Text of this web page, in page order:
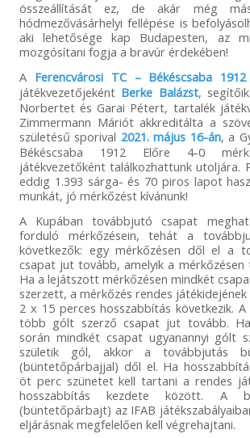
összeállítását ez, de akár még
hódmezővásárhelyi fellépése is
aki lehetősége kap Budapesten, az
mozgósítani fogja a bravúr érdekében!
A Ferencvárosi TC – Békéscsaba
játékvezetőjeként Berke Balázst,
Norbertet és Garai Pétert, tartalék
Zimmermann Máriót akkreditálta a
születésű sporival 2021. május 16-án, a
Békéscsaba 1912 Előre 4-0
játékvezetőként találkozhattunk utoljára.
eddig 1.393 sárga- és 70 piros lapot
munkát, jó mérkőzést kívánunk!
A Kupában továbbjutó csapat
forduló mérkőzésein, tehát a
következők: egy mérkőzésen dől el a
csapat jut tovább, amelyik a
Ha a lejátszott mérkőzésen mindkét
szerzett, a mérkőzés rendes
2 x 15 perces hosszabbítás következik.
több gólt szerző csapat jut tovább.
során mindkét csapat ugyanannyi gólt
születik gól, akkor a továbbjutás
(büntetőpárbajjal) dől el. Ha
öt perc szünetet kell tartani a rendes
hosszabbítás kezdete között. A
(büntetőpárbajt) az IFAB
eljárásnak megfelelően kell végrehajtani.